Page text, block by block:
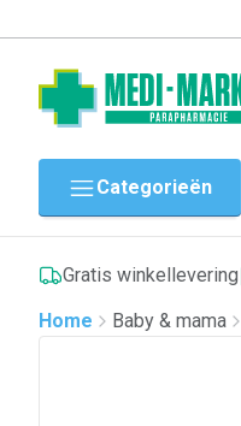
Categorieën
Gratis winkellevering
Home
Baby & mama